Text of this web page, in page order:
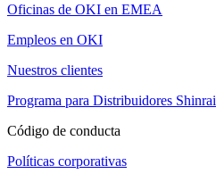
Oficinas de OKI en EMEA
Empleos en OKI
Nuestros clientes
Programa para Distribuidores Shinrai
Código de conducta
Políticas corporativas